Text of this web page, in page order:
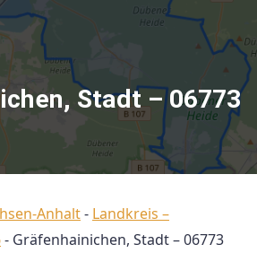
Stadt – 06773
Anhalt- Landkreis –
- Gräfenhainichen, Stadt – 06773